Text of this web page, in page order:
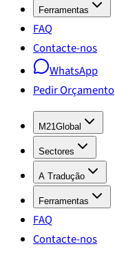
Ferramentas
FAQ
Contacte-nos
WhatsApp
Pedir Orçamento
M21Global
Sectores
A Tradução
Ferramentas
FAQ
Contacte-nos